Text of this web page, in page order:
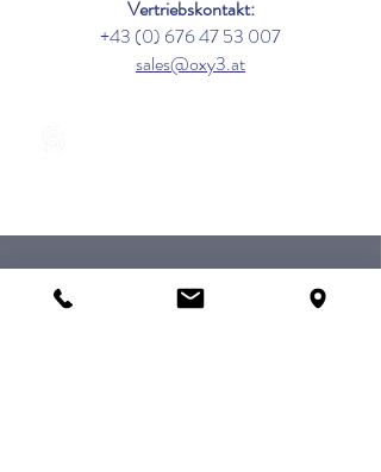
Vertriebskontakt:
+43 (0) 676 47 53 007
sales@oxy3.at